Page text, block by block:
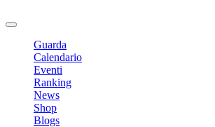
Guarda
Calendario
Eventi
Ranking
News
Shop
Blogs